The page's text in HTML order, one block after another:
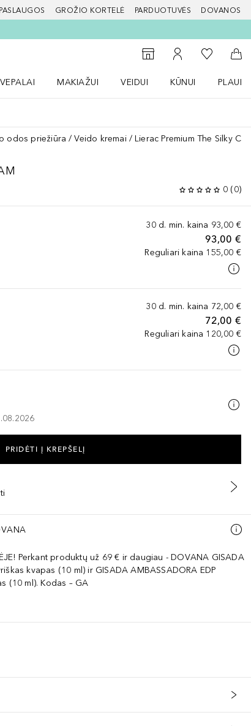
GROŽIO KORTELĖ PARDUOTUVĖS DOVANOS
Į parduotuvių paiešką
Į mano paskyrą
Į mano
Į
MAKIAŽUI
VEIDUI
KŪNUI
odos priežiūra Veido kremai Lierac Premium The Silky
0 (0)
30 d. min. kaina 93,00 €
93,00 €
Reguliari kaina 155,00 €
30 d. min. kaina 72,00 €
72,00 €
Reguliari kaina 120,00 €
PRIDĖTI Į KREPŠELĮ
Perkant produktų už 69 € ir daugiau - DOVANA GISADA
kvapas (10 ml) ir GISADA AMBASSADORA EDP
(10 ml). Kodas – GA